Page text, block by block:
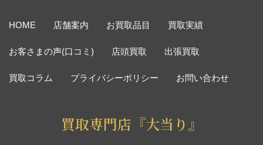
HOME 店舗案内 お買取品目 買取実績
お客さまの声(口コミ) 店頭買取 出張買取
買取コラム プライバシーポリシー お問い合わせ
買取専門店『大当り』